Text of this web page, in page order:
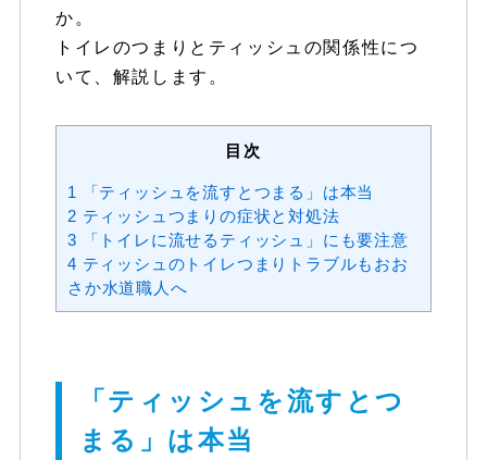
か。
トイレのつまりとティッシュの関係性につ
いて、解説します。
目次
1
「ティッシュを流すとつまる」は本当
2 ティッシュつまりの症状と対処法
3 「トイレに流せるティッシュ」にも要注意
4 ティッシュのトイレつまりトラブルもおお
さか水道職人へ
「ティッシュを流すとつ
まる」は本当